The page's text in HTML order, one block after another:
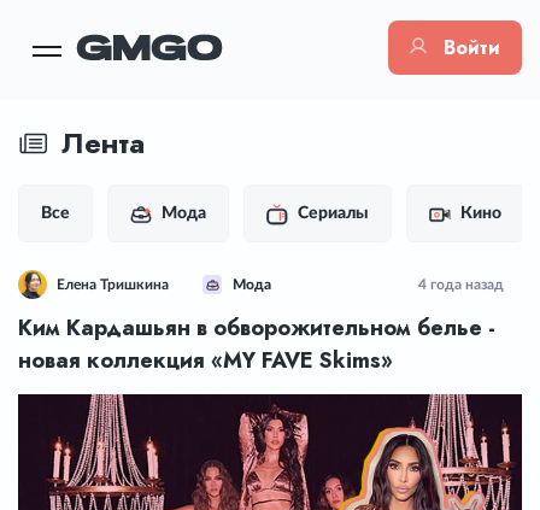
Войти
Лента
Все Мода Сериалы Кино
Елена Тришкина Мода 4 года назад
Ким Кардашьян в обворожительном белье -
новая коллекция «MY FAVE Skims»